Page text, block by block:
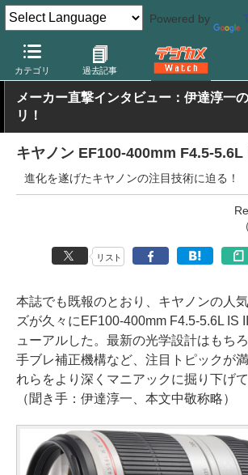
Powered by
カテゴリ 過去記事
デジカメ Watch レンズ 交換レンズ キ
メーカー直撃インタビュー：伊達淳一
リ！
キヤノン EF100-400mm F4.5-5.6L
進化を遂げたキヤノンの注目技術に迫る！
リスト
本誌でも既報のとおり、キヤノンの人
ズが久々にEF100-400mm F4.5-5.6L IS
ューアルした。最新の光学設計はもち
手ブレ補正機構など、注目トピックが
れらをより深くマニアックに掘り下げて
（聞き手：伊達淳一、本文中敬称略）